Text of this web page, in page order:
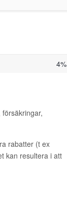
4%
rabatter (t ex
kan resultera i att